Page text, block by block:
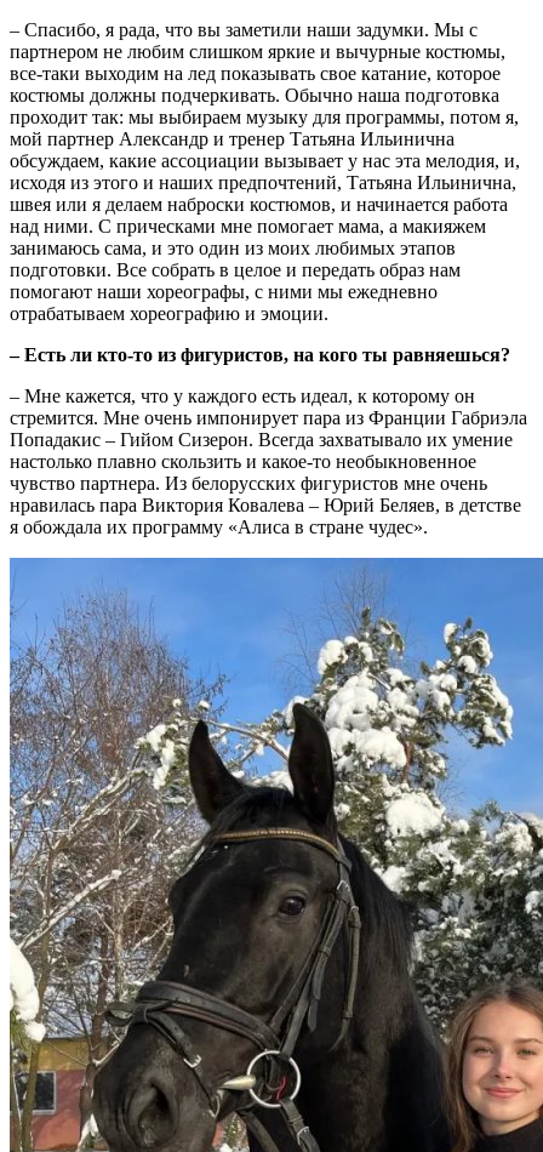
– Спасибо, я рада, что вы заметили наши задумки. Мы с
партнером не любим слишком яркие и вычурные костюмы,
все-таки выходим на лед показывать свое катание, которое
костюмы должны подчеркивать. Обычно наша подготовка
проходит так: мы выбираем музыку для программы, потом я,
мой партнер Александр и тренер Татьяна Ильинична
обсуждаем, какие ассоциации вызывает у нас эта мелодия, и,
исходя из этого и наших предпочтений, Татьяна Ильинична,
швея или я делаем наброски костюмов, и начинается работа
над ними. С прическами мне помогает мама, а макияжем
занимаюсь сама, и это один из моих любимых этапов
подготовки. Все собрать в целое и передать образ нам
помогают наши хореографы, с ними мы ежедневно
отрабатываем хореографию и эмоции.
– Есть ли кто-то из фигуристов, на кого ты равняешься?
– Мне кажется, что у каждого есть идеал, к которому он
стремится. Мне очень импонирует пара из Франции Габриэла
Попадакис – Гийом Сизерон. Всегда захватывало их умение
настолько плавно скользить и какое-то необыкновенное
чувство партнера. Из белорусских фигуристов мне очень
нравилась пара Виктория Ковалева – Юрий Беляев, в детстве
я обождала их программу «Алиса в стране чудес».